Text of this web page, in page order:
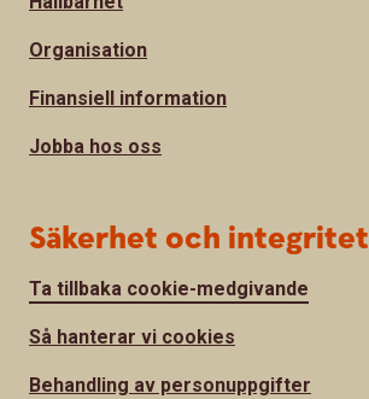
Organisation
Finansiell information
Jobba hos oss
Säkerhet och integritet
Ta tillbaka cookie-medgivande
Så hanterar vi cookies
Behandling av personuppgifter